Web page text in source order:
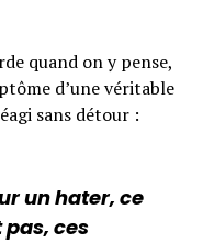
quand on y pense,
d’une véritable
sans détour :
un hater, ce
ces